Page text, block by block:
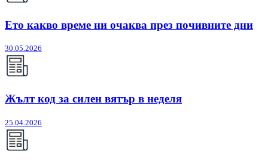
Ето какво време ни очаква през почивните дни
30.05.2026
Жълт код за силен вятър в неделя
25.04.2026